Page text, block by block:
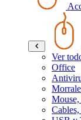
Ver
Office
Mouse,